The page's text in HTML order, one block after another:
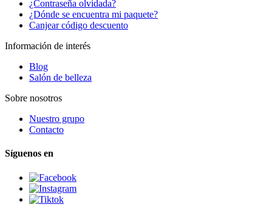
¿Contraseña olvidada?
¿Dónde se encuentra mi paquete?
Canjear código descuento
Información de interés
Blog
Salón de belleza
Sobre nosotros
Nuestro grupo
Contacto
Síguenos en